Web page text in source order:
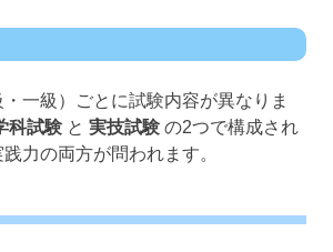
一級）ごとに試験内容が異なりま
科試験 と 実技試験 の2つで構成され
力の両方が問われます。